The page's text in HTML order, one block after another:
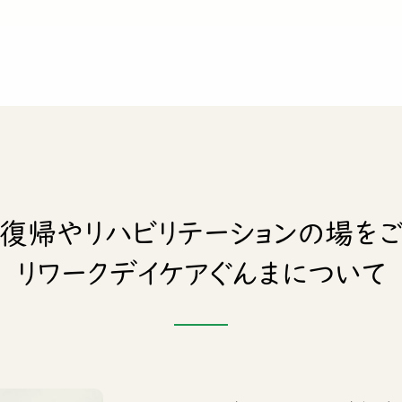
帰や リハビリテーションの場を
リワークデイケアぐんまについて